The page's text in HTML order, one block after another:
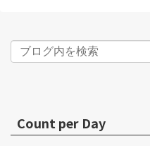
Count per Day